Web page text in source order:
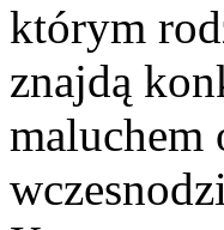
którym
znajdą
maluchem